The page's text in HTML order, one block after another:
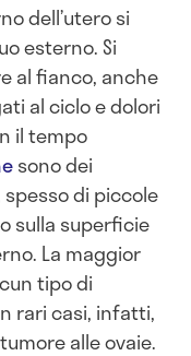
dell’utero si
esterno. Si
al fianco, anche
al ciclo e dolori
il tempo
sono dei
di piccole
sulla superficie
. La maggior
tipo di
rari casi, infatti,
alle ovaie.